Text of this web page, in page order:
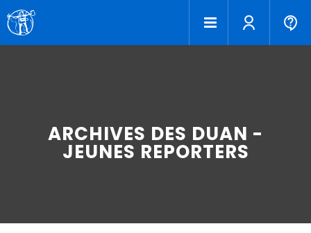
ARCHIVES DES DUAN -
JEUNES REPORTERS